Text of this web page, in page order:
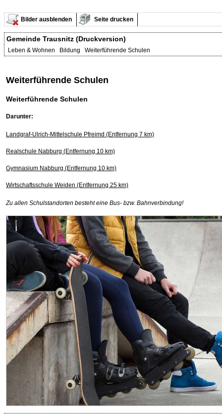
Bilder ausblenden Seite drucken
Gemeinde Trausnitz (Druckversion)
Leben & Wohnen Bildung Weiterführende Schulen
Weiterführende Schulen
Weiterführende Schulen
Darunter:
Landgraf-Ulrich-Mittelschule Pfreimd (Entfernung 7 km)
Realschule Nabburg (Entfernung 10 km)
Gymnasium Nabburg (Entfernung 10 km)
Wirtschaftsschule Weiden (Entfernung 25 km)
Zu allen Schulstandorten besteht eine Bus- bzw. Bahnverbindung!